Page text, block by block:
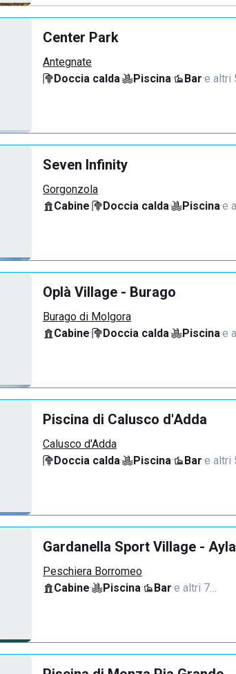
Center Park
Antegnate
Doccia calda· Piscina· Bar·e altri
Seven Infinity
Gorgonzola
Cabine· Doccia calda· Piscina·e
Oplà Village - Burago
Burago di Molgora
Cabine· Doccia calda· Piscina·e
Piscina di Calusco d'Adda
Calusco d'Adda
Doccia calda· Piscina· Bar·e altri
Gardanella Sport Village -
Peschiera Borromeo
Cabine· Piscina· Bar·e altri 7…